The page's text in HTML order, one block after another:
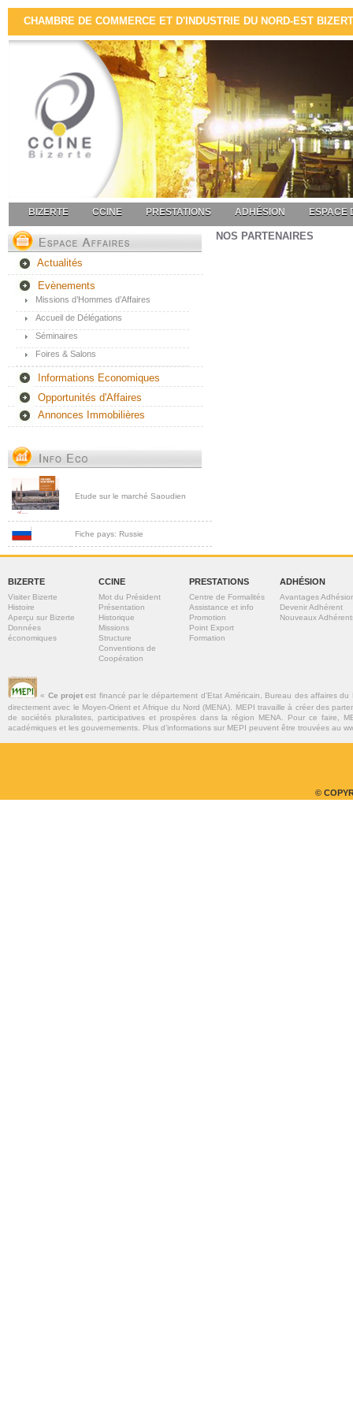
CHAMBRE DE COMMERCE ET D'INDUSTRIE DU NORD-EST
BIZERTE CCINE PRESTATIONS ADHÉSION ESPACE
Actualités
Evènements
Missions d’Hommes d’Affaires
Accueil de Délégations
Séminaires
Foires & Salons
Informations Economiques
Opportunités d'Affaires
Annonces Immobilières
Etude sur le marché Saoudien
Fiche pays: Russie
NOS PARTENAIRES
BIZERTE
Visiter Bizerte
Histoire
Aperçu sur Bizerte
Données
économiques
CCINE
Mot du Président
Présentation
Historique
Missions
Structure
Conventions de
Coopération
PRESTATIONS
Centre de Formalités
Assistance et info
Promotion
Point Export
Formation
ADHÉSION
Avantages
Devenir Adhérent
Nouveaux
« Ce projetest financé par le département d’Etat Américain, Bureau des affaires
directement avec le Moyen-Orient et Afrique du Nord (MENA). MEPI travaille à créer des
de sociétés pluralistes, participatives et prospères dans la région MENA. Pour ce faire,
académiques et les gouvernements. Plus d’informations sur MEPI peuvent être trouvées au
©